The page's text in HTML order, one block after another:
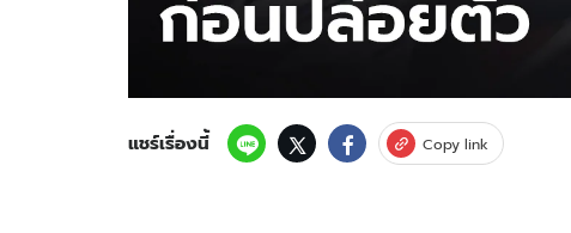
แชร์เรื่องนี้ Copy link